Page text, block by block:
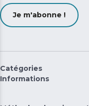
Je m'abonne !
Catégories
Informations